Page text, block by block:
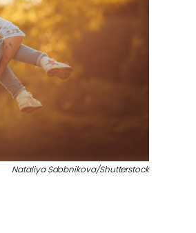
Nataliya Sdobnikova/Shutterstock